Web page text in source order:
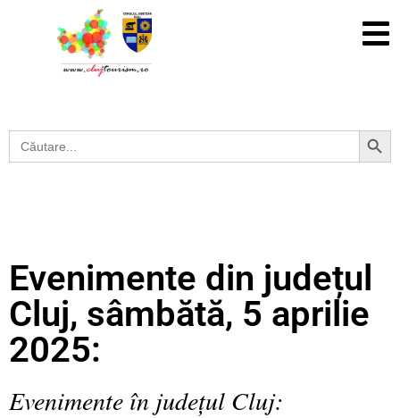
Search
for:
Search Button
Evenimente din județul
Cluj, sâmbătă, 5 aprilie
2025:
Evenimente în județul Cluj: